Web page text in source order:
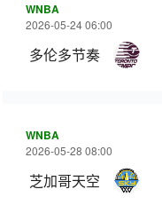
WNBA
2026-05-24 06:00
多伦多节奏
WNBA
2026-05-28 08:00
芝加哥天空